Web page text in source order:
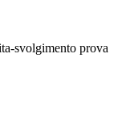
svolgimento prova